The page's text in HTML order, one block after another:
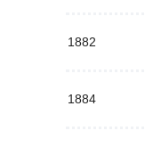
1882
1884